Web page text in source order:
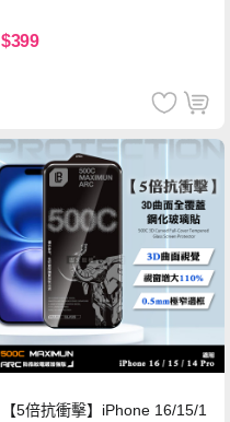
$399
【5倍抗衝擊】iPhone 16/15/1